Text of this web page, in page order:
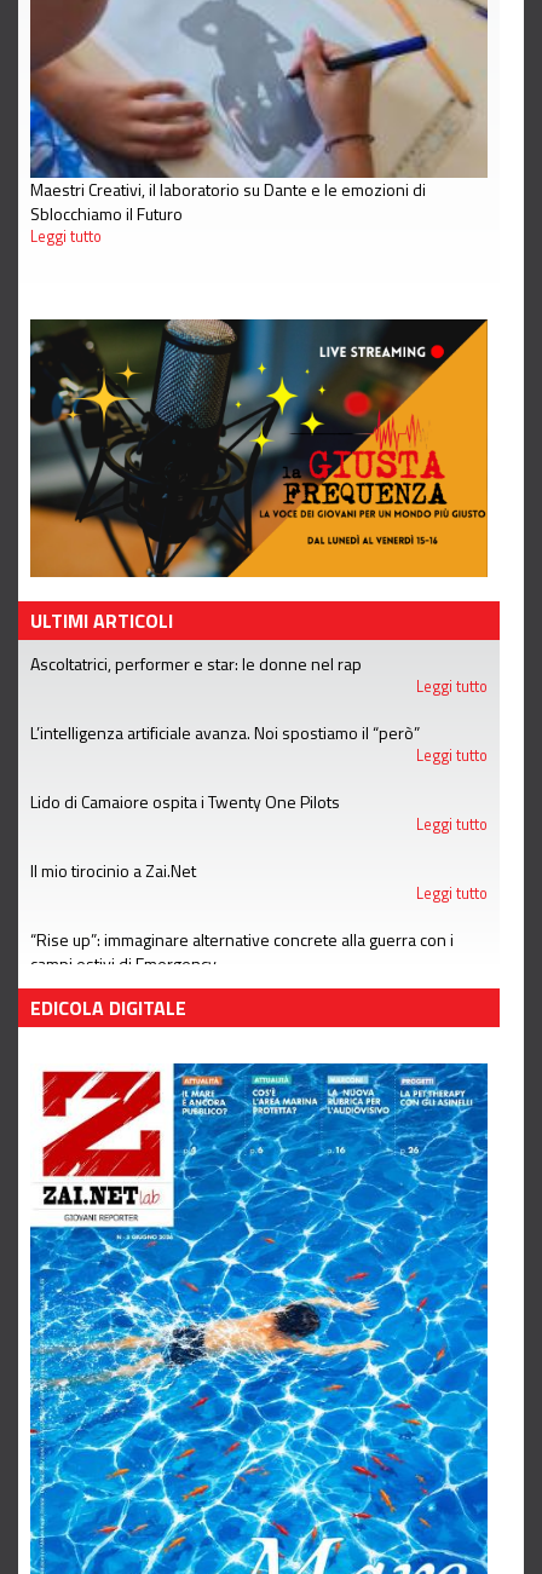
Maestri Creativi, il laboratorio su Dante e le emozioni di
Sblocchiamo il Futuro
Leggi tutto
ULTIMI ARTICOLI
Ascoltatrici, performer e star: le donne nel rap
Leggi tutto
L’intelligenza artificiale avanza. Noi spostiamo il “però”
Leggi tutto
Lido di Camaiore ospita i Twenty One Pilots
Leggi tutto
Il mio tirocinio a Zai.Net
Leggi tutto
“Rise up”: immaginare alternative concrete alla guerra con i
campi estivi di Emergency
Leggi tutto
EDICOLA DIGITALE